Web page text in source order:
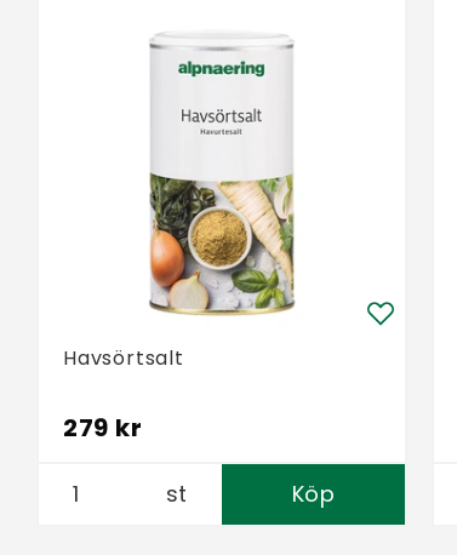
Havsörtsalt
279 kr
st Köp